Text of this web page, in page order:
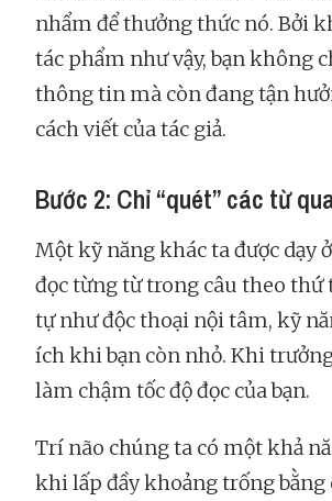
nhẩm để thưởng thức nó. Bởi
tác phẩm như vậy, bạn không
thông tin mà còn đang tận
cách viết của tác giả.
Bước 2: Chỉ “quét” các từ
Một kỹ năng khác ta được dạy
đọc từng từ trong câu theo thứ
tự như độc thoại nội tâm, kỹ
ích khi bạn còn nhỏ. Khi
làm chậm tốc độ đọc của bạn.
Trí não chúng ta có một khả
khi lấp đầy khoảng trống